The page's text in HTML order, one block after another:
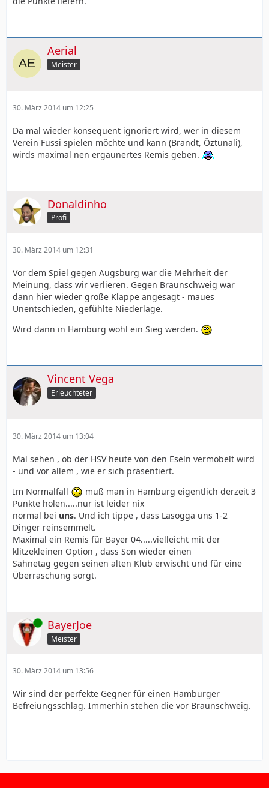
Aerial
Meister
30. März 2014 um 12:25
Da mal wieder konsequent ignoriert wird, wer in diesem
Verein Fussi spielen möchte und kann (Brandt, Öztunali),
wirds maximal nen ergaunertes Remis geben.
Donaldinho
Profi
30. März 2014 um 12:31
Vor dem Spiel gegen Augsburg war die Mehrheit der
Meinung, dass wir verlieren. Gegen Braunschweig war
dann hier wieder große Klappe angesagt - maues
Unentschieden, gefühlte Niederlage.
Wird dann in Hamburg wohl ein Sieg werden.
Vincent Vega
Erleuchteter
30. März 2014 um 13:04
Mal sehen , ob der HSV heute von den Eseln vermöbelt wird
- und vor allem , wie er sich präsentiert.
Im Normalfall
muß man in Hamburg eigentlich derzeit 3
Punkte holen.....nur ist leider nix
normal bei uns. Und ich tippe , dass Lasogga uns 1-2
Dinger reinsemmelt.
Maximal ein Remis für Bayer 04.....vielleicht mit der
klitzekleinen Option , dass Son wieder einen
Sahnetag gegen seinen alten Klub erwischt und für eine
Überraschung sorgt.
Online BayerJoe
Meister
30. März 2014 um 13:56
Wir sind der perfekte Gegner für einen Hamburger
Befreiungsschlag. Immerhin stehen die vor Braunschweig.